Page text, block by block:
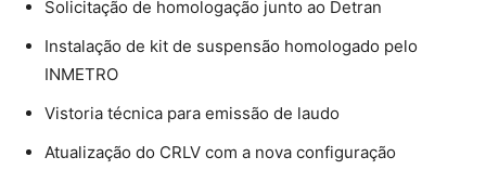
Solicitação de homologação junto ao Detran
Instalação de kit de suspensão homologado pelo
INMETRO
Vistoria técnica para emissão de laudo
Atualização do CRLV com a nova configuração